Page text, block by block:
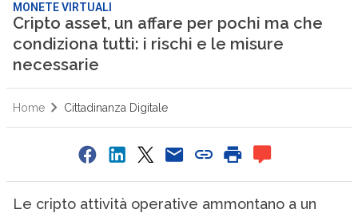
MONETE VIRTUALI
Cripto asset, un affare per pochi ma che
condiziona tutti: i rischi e le misure
necessarie
Home Cittadinanza Digitale
Le cripto attività operative ammontano a un